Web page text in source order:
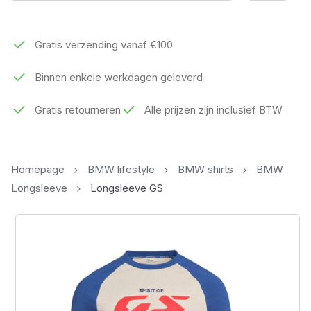
Gratis verzending vanaf €100
Binnen enkele werkdagen geleverd
Gratis retourneren Alle prijzen zijn inclusief BTW
Homepage BMW lifestyle BMW shirts
BMW
Longsleeve
Longsleeve GS